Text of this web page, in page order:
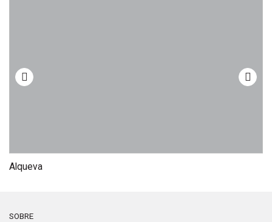
Alqueva
SOBRE